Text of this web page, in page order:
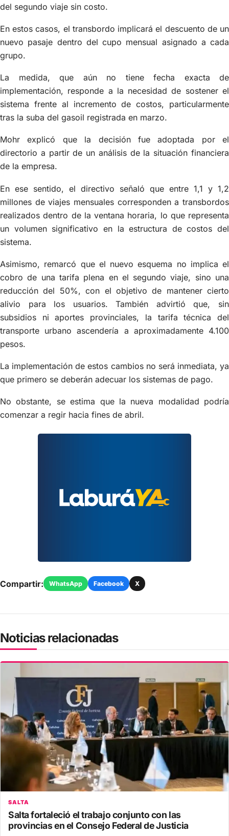
del segundo viaje sin costo.
En estos casos, el transbordo implicará el descuento de un
nuevo pasaje dentro del cupo mensual asignado a cada
grupo.
La medida, que aún no tiene fecha exacta de
implementación, responde a la necesidad de sostener el
sistema frente al incremento de costos, particularmente
tras la suba del gasoil registrada en marzo.
Mohr explicó que la decisión fue adoptada por el
directorio a partir de un análisis de la situación financiera
de la empresa.
En ese sentido, el directivo señaló que entre 1,1 y 1,2
millones de viajes mensuales corresponden a transbordos
realizados dentro de la ventana horaria, lo que representa
un volumen significativo en la estructura de costos del
sistema.
Asimismo, remarcó que el nuevo esquema no implica el
cobro de una tarifa plena en el segundo viaje, sino una
reducción del 50%, con el objetivo de mantener cierto
alivio para los usuarios. También advirtió que, sin
subsidios ni aportes provinciales, la tarifa técnica del
transporte urbano ascendería a aproximadamente 4.100
pesos.
La implementación de estos cambios no será inmediata, ya
que primero se deberán adecuar los sistemas de pago.
No obstante, se estima que la nueva modalidad podría
comenzar a regir hacia fines de abril.
Compartir: WhatsApp Facebook X
Noticias relacionadas
SALTA
Salta fortaleció el trabajo conjunto con las
provincias en el Consejo Federal de Justicia